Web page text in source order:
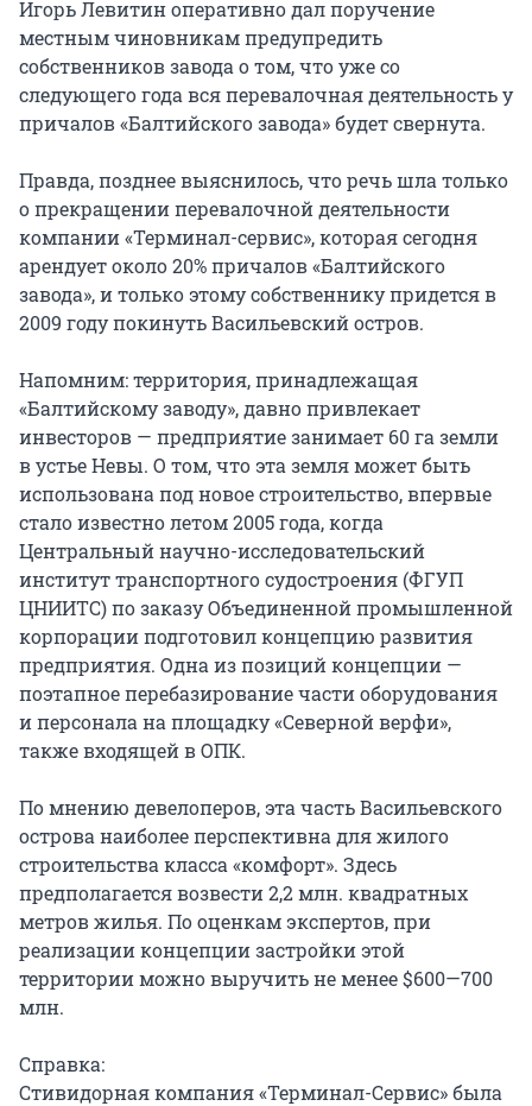
Игорь Левитин оперативно дал поручение
местным чиновникам предупредить
собственников завода о том, что уже со
следующего года вся перевалочная деятельность у
причалов «Балтийского завода» будет свернута.
Правда, позднее выяснилось, что речь шла только
о прекращении перевалочной деятельности
компании «Терминал-сервис», которая сегодня
арендует около 20% причалов «Балтийского
завода», и только этому собственнику придется в
2009 году покинуть Васильевский остров.
Напомним: территория, принадлежащая
«Балтийскому заводу», давно привлекает
инвесторов — предприятие занимает 60 га земли
в устье Невы. О том, что эта земля может быть
использована под новое строительство, впервые
стало известно летом 2005 года, когда
Центральный научно-исследовательский
институт транспортного судостроения (ФГУП
ЦНИИТС) по заказу Объединенной промышленной
корпорации подготовил концепцию развития
предприятия. Одна из позиций концепции —
поэтапное перебазирование части оборудования
и персонала на площадку «Северной верфи»,
также входящей в ОПК.
По мнению девелоперов, эта часть Васильевского
острова наиболее перспективна для жилого
строительства класса «комфорт». Здесь
предполагается возвести 2,2 млн. квадратных
метров жилья. По оценкам экспертов, при
реализации концепции застройки этой
территории можно выручить не менее $600—700
млн.
Справка:
Стивидорная компания «Терминал-Сервис» была